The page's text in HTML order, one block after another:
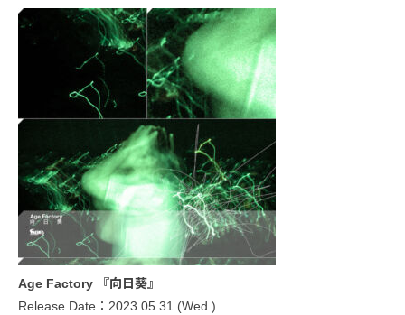
Age Factory 『向日葵』
Release Date：2023.05.31 (Wed.)